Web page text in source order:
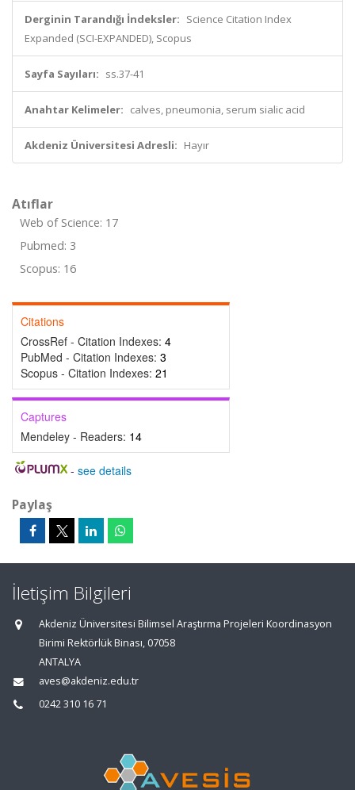
Derginin Tarandığı İndeksler: Science Citation Index
Expanded (SCI-EXPANDED), Scopus
Sayfa Sayıları: ss.37-41
Anahtar Kelimeler: calves, pneumonia, serum sialic acid
Akdeniz Üniversitesi Adresli: Hayır
Atıflar
Web of Science: 17
Pubmed: 3
Scopus: 16
Citations
CrossRef - Citation Indexes: 4
PubMed - Citation Indexes: 3
Scopus - Citation Indexes: 21
Captures
Mendeley - Readers: 14
- see details
Paylaş
İletişim Bilgileri
Akdeniz Üniversitesi Bilimsel Araştırma Projeleri Koordinasyon
Birimi Rektörlük Binası, 07058
ANTALYA
aves@akdeniz.edu.tr
0242 310 16 71